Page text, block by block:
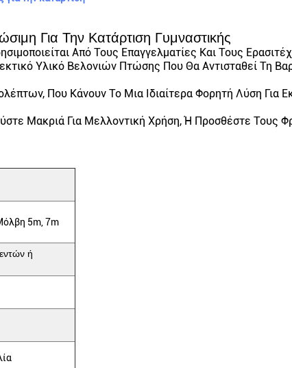
Για Την Κατάρτιση Γυμναστικής
Από Τους Επαγγελματίες Και Τους
Υλικό Βελονιών Πτώσης Που Θα Αντισταθεί Τη
Που Κάνουν Το Μια Ιδιαίτερα Φορητή Λύση Για
Μακριά Για Μελλοντική Χρήση, Ή Προσθέστε Τους
5m, 7m
ή